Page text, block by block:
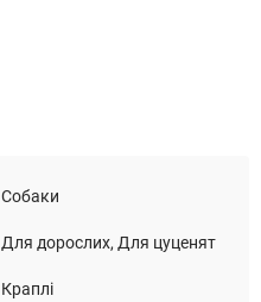
Собаки
Для дорослих, Для цуценят
Краплі